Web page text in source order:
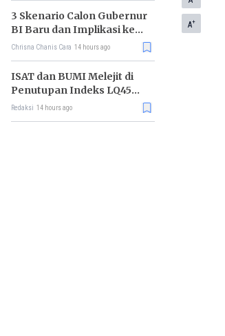
3 Skenario Calon Gubernur
BI Baru dan Implikasi ke
Pasar
Chrisna Chanis Cara 14 hours ago
ISAT dan BUMI Melejit di
Penutupan Indeks LQ45
Hari Ini
Redaksi 14 hours ago
A+